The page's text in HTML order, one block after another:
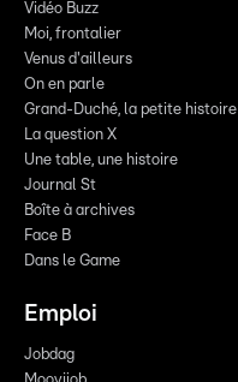
Vidéo Buzz
Moi, frontalier
Venus d'ailleurs
On en parle
Grand-Duché, la petite histoire
La question X
Une table, une histoire
Journal St
Boîte à archives
Face B
Dans le Game
Emploi
Jobdag